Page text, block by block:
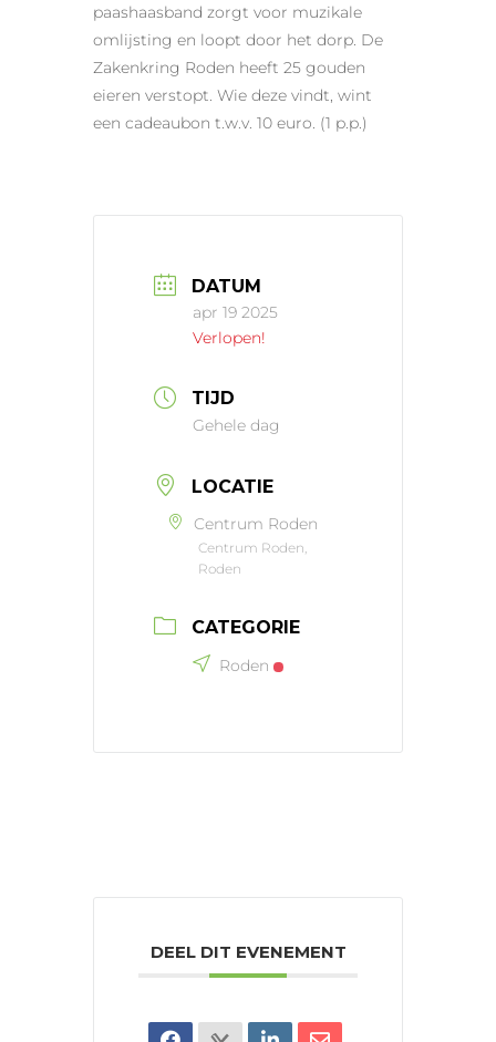
paashaasband zorgt voor muzikale
omlijsting en loopt door het dorp. De
Zakenkring Roden heeft 25 gouden
eieren verstopt. Wie deze vindt, wint
een cadeaubon t.w.v. 10 euro. (1 p.p.)
DATUM
apr 19 2025
Verlopen!
TIJD
Gehele dag
LOCATIE
Centrum Roden
Centrum Roden,
Roden
CATEGORIE
Roden
DEEL DIT EVENEMENT